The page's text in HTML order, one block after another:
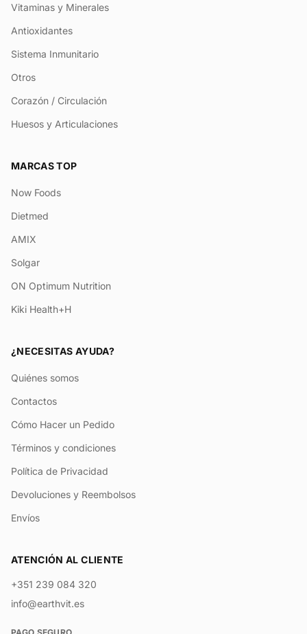
Vitaminas y Minerales
Antioxidantes
Sistema Inmunitario
Otros
Corazón / Circulación
Huesos y Articulaciones
MARCAS TOP
Now Foods
Dietmed
AMIX
Solgar
ON Optimum Nutrition
Kiki Health+H
¿NECESITAS AYUDA?
Quiénes somos
Contactos
Cómo Hacer un Pedido
Términos y condiciones
Política de Privacidad
Devoluciones y Reembolsos
Envíos
ATENCIÓN AL CLIENTE
+351 239 084 320
info@earthvit.es